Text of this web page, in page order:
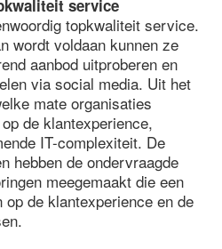
service
topkwaliteit service.
wordt voldaan kunnen ze
aanbod uitproberen en
via social media. Uit het
mate organisaties
de klantexperience,
IT-complexiteit. De
hebben de ondervraagde
meegemaakt die een
de klantexperience en de